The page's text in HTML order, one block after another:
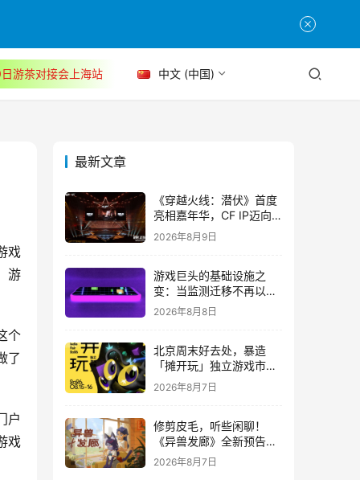
游茶对接会上海站 中文 (中国)
戏
游
个
了
户
戏
最新文章
《穿越火线：潜伏》首度
亮相嘉年华，CF IP迈向
3A叙事新高度
2026年8月9日
游戏巨头的基础设施之
变：当监测迁移不再以中
断为代价
2026年8月8日
北京周末好去处，暴造
「摊开玩」独立游戏市集
正式开票！
2026年8月7日
修剪皮毛，听些闲聊！
《异兽发廊》全新预告与
Steam免费试玩公开
2026年8月7日